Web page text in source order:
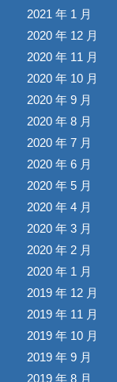
2021 年 1 月
2020 年 12 月
2020 年 11 月
2020 年 10 月
2020 年 9 月
2020 年 8 月
2020 年 7 月
2020 年 6 月
2020 年 5 月
2020 年 4 月
2020 年 3 月
2020 年 2 月
2020 年 1 月
2019 年 12 月
2019 年 11 月
2019 年 10 月
2019 年 9 月
2019 年 8 月